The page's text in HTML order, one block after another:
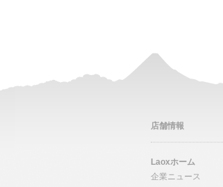
店舗情報
Laoxホーム
企業ニュース